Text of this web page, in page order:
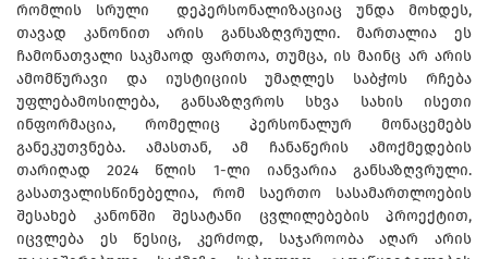
რომლის სრული დეპერსონალიზაციაც უნდა მოხდეს,
თავად კანონით არის განსაზღვრული. მართალია ეს
ჩამონათვალი საკმაოდ ფართოა, თუმცა, ის მაინც არ არის
ამომწურავი და იუსტიციის უმაღლეს საბჭოს რჩება
უფლებამოსილება, განსაზღვროს სხვა სახის ისეთი
ინფორმაცია, რომელიც პერსონალურ მონაცემებს
განეკუთვნება. ამასთან, ამ ჩანაწერის ამოქმედების
თარიღად 2024 წლის 1-ლი იანვარია განსაზღვრული.
გასათვალისწინებელია, რომ საერთო სასამართლოების
შესახებ კანონში შესატანი ცვლილებების პროექტით,
იცვლება ეს წესიც, კერძოდ, საჯაროობა აღარ არის